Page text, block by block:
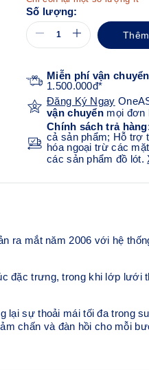
Số lượng:
Miễn phí vận chuyển
1.500.000đ*
Đăng Ký Ngay
vận chuyển mọi đơn
Chính sách trả
cả sản phẩm; Hỗ trợ
hóa ngoại trừ các
các sản phẩm đồ lót.
mắt năm 2006 với hệ
đặc trưng, trong khi lớp lưới
sự thoải mái tối đa trong
chấn và đàn hồi cho mỗi